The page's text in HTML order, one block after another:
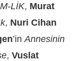
LİK, Murat
, Nuri Cihan
’in Annesinin
, Vuslat